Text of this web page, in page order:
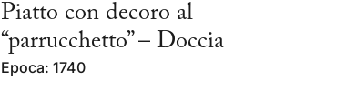
Piatto con decoro al
“parrucchetto” – Doccia
Epoca: 1740